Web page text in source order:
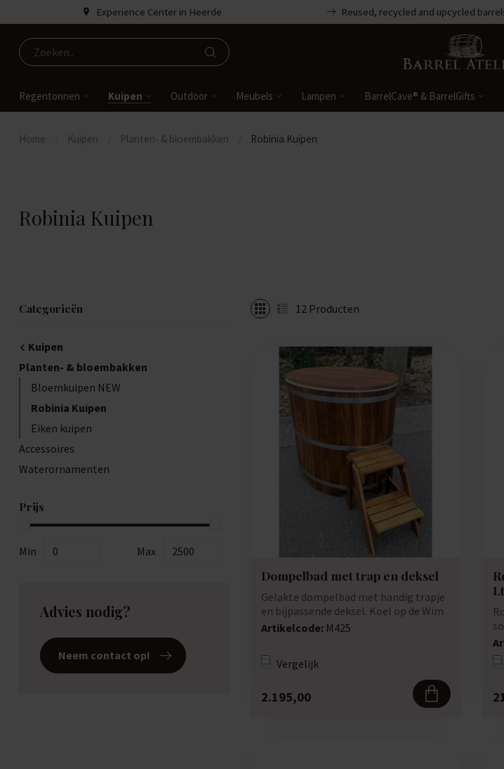
Experience Center in Heerde Reused, recycled and upcycled
Regentonnen Kuipen Outdoor Meubels Lampen BarrelCave® & BarrelGifts
Home Kuipen Planten- & bloembakken Robinia Kuipen
Robinia Kuipen
Categorieën
Kuipen
Planten- & bloembakken
Bloemkuipen NEW
Robinia Kuipen
Eiken kuipen
Accessoires
Waterornamenten
Prijs
Min Max
Advies nodig?
Neem contact op!
12 Producten
Dompelbad met trap en deksel
Gelakte dompelbad met handig trapje
en bijpassende deksel. Koel op de Wim
Hof me...
Artikelcode: M425
Vergelijk
2.195,00